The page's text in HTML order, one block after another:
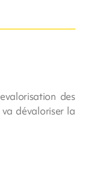
des
va dévaloriser la